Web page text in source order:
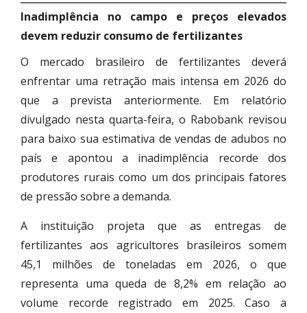
Inadimplência no campo e preços elevados
devem reduzir consumo de fertilizantes
O mercado brasileiro de fertilizantes deverá
enfrentar uma retração mais intensa em 2026 do
que a prevista anteriormente. Em relatório
divulgado nesta quarta-feira, o Rabobank revisou
para baixo sua estimativa de vendas de adubos no
país e apontou a inadimplência recorde dos
produtores rurais como um dos principais fatores
de pressão sobre a demanda.
A instituição projeta que as entregas de
fertilizantes aos agricultores brasileiros somem
45,1 milhões de toneladas em 2026, o que
representa uma queda de 8,2% em relação ao
volume recorde registrado em 2025. Caso a